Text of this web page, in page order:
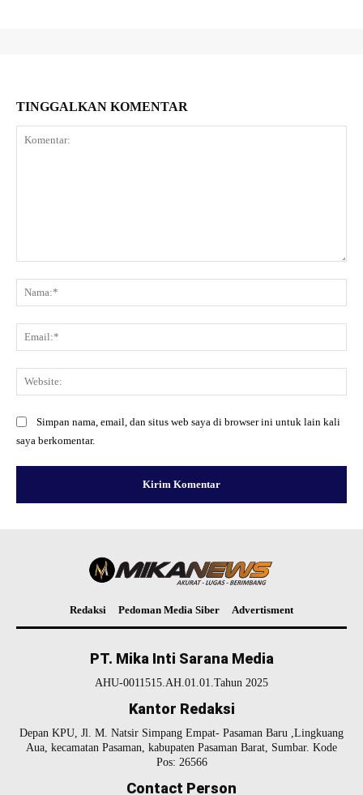
TINGGALKAN KOMENTAR
Simpan nama, email, dan situs web saya di browser ini untuk lain kali
saya berkomentar.
Redaksi Pedoman Media Siber Advertisment
PT. Mika Inti Sarana Media
AHU-0011515.AH.01.01.Tahun 2025
Kantor Redaksi
Depan KPU, Jl. M. Natsir Simpang Empat- Pasaman Baru ,Lingkuang
Aua, kecamatan Pasaman, kabupaten Pasaman Barat, Sumbar. Kode
Pos: 26566
Contact Person